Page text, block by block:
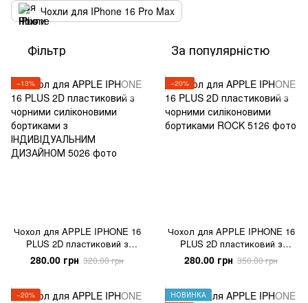
Чохли для IPhone 16 Pro Max
Фільтр За популярністю
−13%
Чохол для APPLE IPHONE 16
PLUS 2D пластиковий з
чорними силіконовими
бортиками з
280.00 грн 320.00 грн
−20%
Чохол для APPLE IPHONE 16
PLUS 2D пластиковий з
чорними силіконовими
бортиками ROCK
280.00 грн 350.00 грн
−20%
НОВИНКА